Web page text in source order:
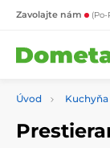
Zavolajte nám (Po-
Úvod Kuchyňa